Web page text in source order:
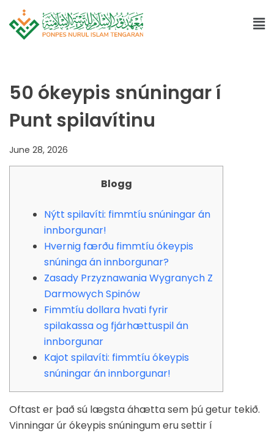
50 ókeypis snúningar í
Punt spilavítinu
June 28, 2026
Blogg
Nýtt spilavíti: fimmtíu snúningar án
innborgunar!
Hvernig færðu fimmtíu ókeypis
snúninga án innborgunar?
Zasady Przyznawania Wygranych Z
Darmowych Spinów
Fimmtíu dollara hvati fyrir
spilakassa og fjárhættuspil án
innborgunar
Kajot spilavíti: fimmtíu ókeypis
snúningar án innborgunar!
Oftast er það sú lægsta áhætta sem þú getur tekið.
Vinningar úr ókeypis snúningum eru settir í